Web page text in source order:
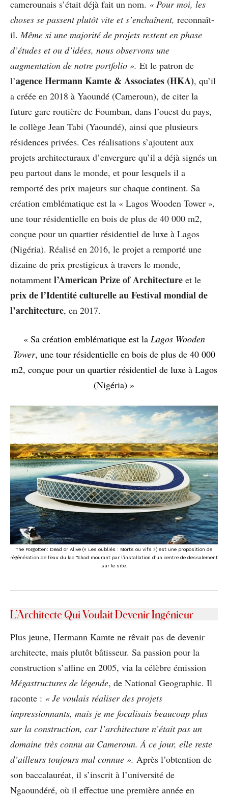
camerounais s’était déjà fait un nom. « Pour moi, les
choses se passent plutôt vite et s’enchaînent, reconnaît-
il. Même si une majorité de projets restent en phase
d’études et ou d’idées, nous observons une
augmentation de notre portfolio ». Et le patron de
l’agence Hermann Kamte & Associates (HKA), qu’il
a créée en 2018 à Yaoundé (Cameroun), de citer la
future gare routière de Foumban, dans l’ouest du pays,
le collège Jean Tabi (Yaoundé), ainsi que plusieurs
résidences privées. Ces réalisations s’ajoutent aux
projets architecturaux d’envergure qu’il a déjà signés un
peu partout dans le monde, et pour lesquels il a
remporté des prix majeurs sur chaque continent. Sa
création emblématique est la « Lagos Wooden Tower »,
une tour résidentielle en bois de plus de 40 000 m2,
conçue pour un quartier résidentiel de luxe à Lagos
(Nigéria). Réalisé en 2016, le projet a remporté une
dizaine de prix prestigieux à travers le monde,
notamment l’American Prize of Architecture et le
prix de l’Identité culturelle au Festival mondial de
l’architecture, en 2017.
« Sa création emblématique est la Lagos Wooden
Tower, une tour résidentielle en bois de plus de 40 000
m2, conçue pour un quartier résidentiel de luxe à Lagos
(Nigéria) »
The Forgotten: Dead or Alive (« Les oubliés : Morts ou vifs ») est une proposition de
régénération de l’eau du lac Tchad mourant par l’installation d’un centre de dessalement
sur le site.
L’Architecte Qui Voulait Devenir Ingénieur
Plus jeune, Hermann Kamte ne rêvait pas de devenir
architecte, mais plutôt bâtisseur. Sa passion pour la
construction s’affine en 2005, via la célèbre émission
Mégastructures de légende, de National Geographic. Il
raconte : « Je voulais réaliser des projets
impressionnants, mais je me focalisais beaucoup plus
sur la construction, car l’architecture n’était pas un
domaine très connu au Cameroun. À ce jour, elle reste
d’ailleurs toujours mal connue ». Après l’obtention de
son baccalauréat, il s’inscrit à l’université de
Ngaoundéré, où il effectue une première année en